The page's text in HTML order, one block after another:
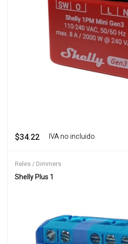
$34.22 ‎ ‎ ‎ IVA no incluido
Reles / Dimmers
Shelly Plus 1